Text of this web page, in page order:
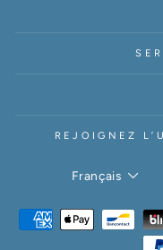
REJOIGNEZ
LANGUE
Français